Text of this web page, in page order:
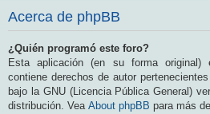
Acerca de phpBB
¿Quién programó este foro?
Esta aplicación (en su forma original)
contiene derechos de autor
bajo la GNU (Licencia Pública General)
distribución. Vea About phpBB para más